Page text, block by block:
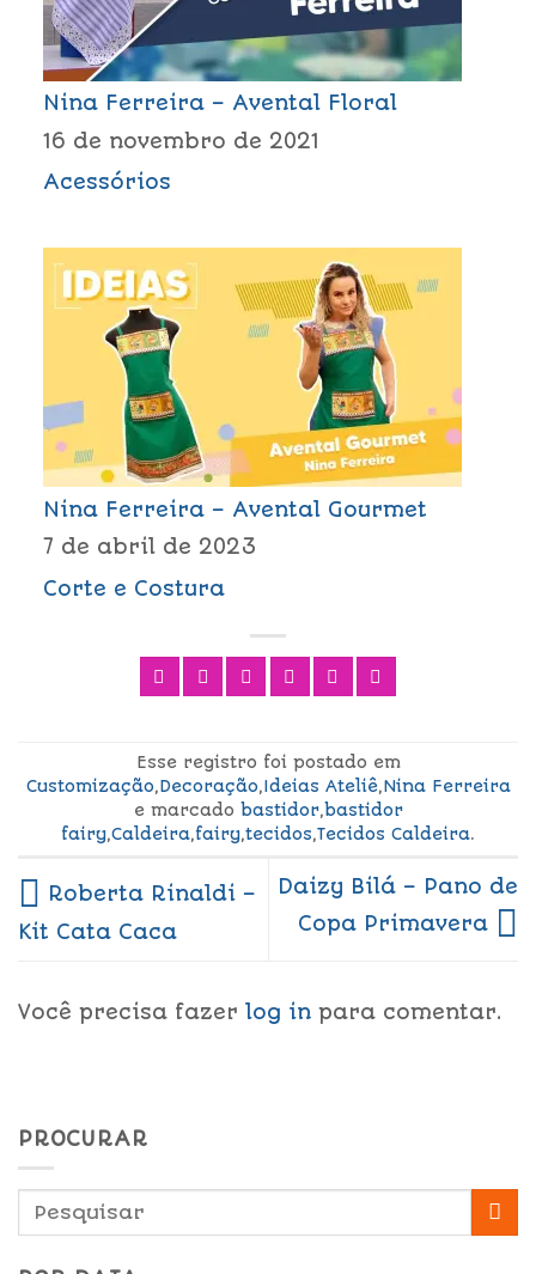
Nina Ferreira – Avental Floral
16 de novembro de 2021
Acessórios
Nina Ferreira – Avental Gourmet
7 de abril de 2023
Corte e Costura
Esse registro foi postado em
Customização,Decoração,Ideias Ateliê,Nina Ferreira
e marcado bastidor,bastidor
fairy,Caldeira,fairy,tecidos,Tecidos Caldeira.
Roberta Rinaldi –
Kit Cata Caca
Daizy Bilá – Pano de
Copa Primavera
Você precisa fazer log in para comentar.
PROCURAR